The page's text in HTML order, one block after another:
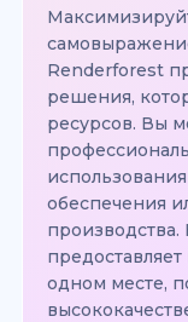
Renderforest
решения,
ресурсов. Вы
обеспечения
одном месте,